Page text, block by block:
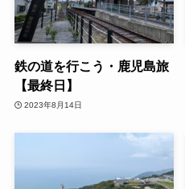
鉄の道を行こう・鹿児島旅
【最終日】
2023年8月14日